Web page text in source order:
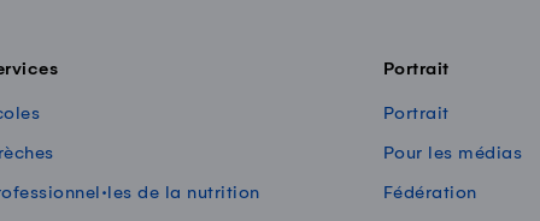
de la nutrition
Portrait
Portrait
Pour les médias
Fédération